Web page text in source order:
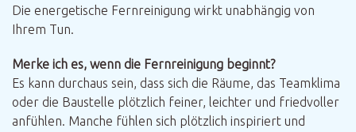
Die energetische Fernreinigung wirkt unabhängig von
Ihrem Tun.
Merke ich es, wenn die Fernreinigung beginnt?
Es kann durchaus sein, dass sich die Räume, das Teamklima
oder die Baustelle plötzlich feiner, leichter und friedvoller
anfühlen. Manche fühlen sich plötzlich inspiriert und